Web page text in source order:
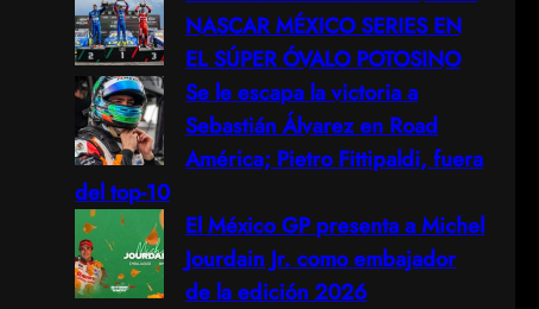
NASCAR MÉXICO SERIES EN
EL SÚPER ÓVALO POTOSINO
Se le escapa la victoria a
Sebastián Álvarez en Road
América; Pietro Fittipaldi, fuera
del top-10
El México GP presenta a Michel
Jourdain Jr. como embajador
de la edición 2026